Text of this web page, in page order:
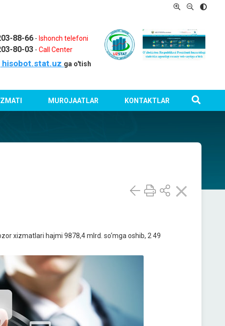
88-66 - Ishonch telefoni
80-03 -Call Center
hisobot.stat.uz ga o'tish
MUROJAATLAR KONTAKTLAR
xizmatlari hajmi 9878,4 mlrd. so‘mga oshib, 2 49